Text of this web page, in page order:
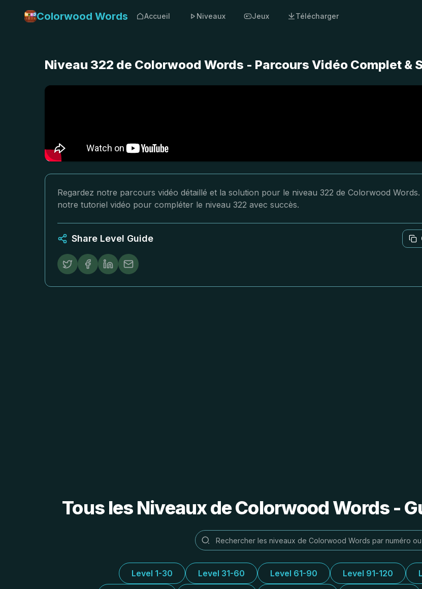
Colorwood Words Accueil Niveaux Jeux Télécharger
Niveau 322 de Colorwood Words - Parcours Vidéo Complet &
Regardez notre parcours vidéo détaillé et la solution pour le niveau 322 de Colorwood Words.
notre tutoriel vidéo pour compléter le niveau 322 avec succès.
Share Level Guide
Tous les Niveaux de Colorwood Words -
Level 1-30 Level 31-60 Level 61-90 Level 91-120